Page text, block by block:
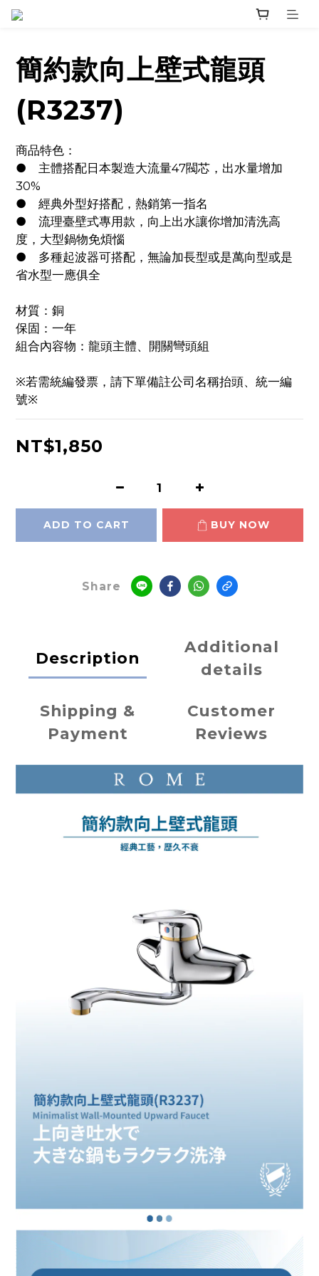
簡約款向上壁式龍頭
(R3237)
商品特色：
●	主體搭配日本製造大流量47閥芯，出水量增加
30%
●	經典外型好搭配，熱銷第一指名
●	流理臺壁式專用款，向上出水讓你增加清洗高
度，大型鍋物免煩惱
●	多種起波器可搭配，無論加長型或是萬向型或是
省水型一應俱全
材質：銅
保固：一年
組合內容物：龍頭主體、開關彎頭組
※若需統編發票，請下單備註公司名稱抬頭、統一編
號※
NT$1,850
ADD TO CART BUY NOW
Share
Description
Additional
details
Shipping &
Payment
Customer
Reviews